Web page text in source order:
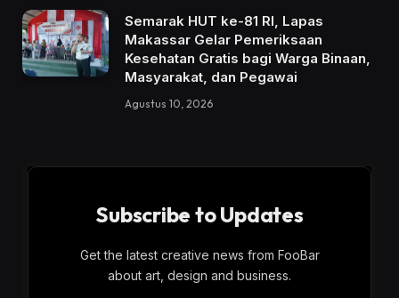
Semarak HUT ke-81 RI, Lapas
Makassar Gelar Pemeriksaan
Kesehatan Gratis bagi Warga Binaan,
Masyarakat, dan Pegawai
Agustus 10, 2026
Subscribe to Updates
Get the latest creative news from FooBar
about art, design and business.